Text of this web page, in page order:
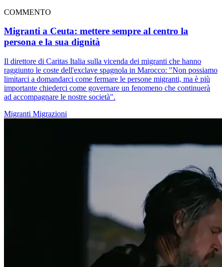
COMMENTO
Migranti a Ceuta: mettere sempre al centro la
persona e la sua dignità
Il direttore di Caritas Italia sulla vicenda dei migranti che hanno
raggiunto le coste dell'exclave spagnola in Marocco: "Non possiamo
limitarci a domandarci come fermare le persone migranti, ma è più
importante chiederci come governare un fenomeno che continuerà
ad accompagnare le nostre società".
Migranti Migrazioni